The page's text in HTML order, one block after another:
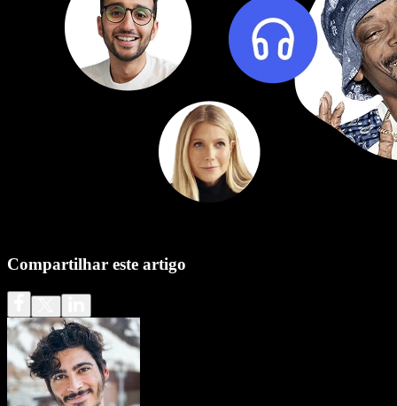
Compartilhar este artigo